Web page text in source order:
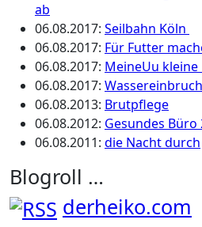
ab
06.08.2017: Seilbahn Köln
06.08.2017: Für Futter
06.08.2017: MeineUu
06.08.2017: Wassereinbruch
06.08.2013: Brutpflege
06.08.2012: Gesundes Büro
06.08.2011: die Nacht durch
Blogroll …
derheiko.com